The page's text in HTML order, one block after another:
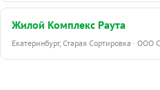
Жилой Комплекс Раута
Екатеринбург, Старая Сортировка ·